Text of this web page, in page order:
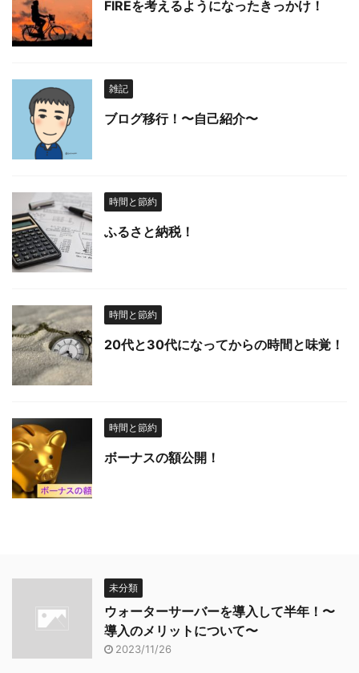
FIREを考えるようになったきっかけ！
雑記
ブログ移行！〜自己紹介〜
時間と節約
ふるさと納税！
時間と節約
20代と30代になってからの時間と味覚！
時間と節約
ボーナスの額公開！
未分類
ウォーターサーバーを導入して半年！〜
導入のメリットについて〜
2023/11/26